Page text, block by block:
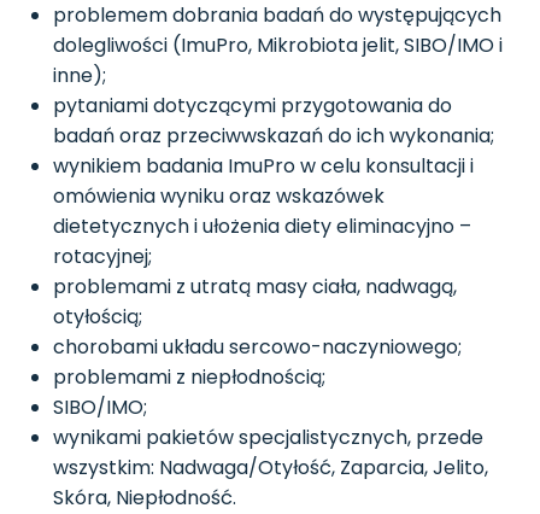
problemem dobrania badań do występujących
dolegliwości (ImuPro, Mikrobiota jelit, SIBO/IMO i
inne);
pytaniami dotyczącymi przygotowania do
badań oraz przeciwwskazań do ich wykonania;
wynikiem badania ImuPro w celu konsultacji i
omówienia wyniku oraz wskazówek
dietetycznych i ułożenia diety eliminacyjno –
rotacyjnej;
problemami z utratą masy ciała, nadwagą,
otyłością;
chorobami układu sercowo-naczyniowego;
problemami z niepłodnością;
SIBO/IMO;
wynikami pakietów specjalistycznych, przede
wszystkim: Nadwaga/Otyłość, Zaparcia, Jelito,
Skóra, Niepłodność.